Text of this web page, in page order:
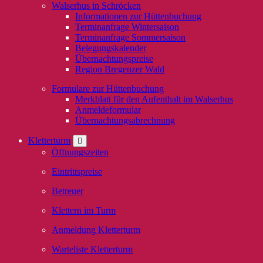
Walserhus in Schröcken
Informationen zur Hüttenbuchung
Terminanfrage Wintersaison
Terminanfrage Sommersaison
Belegungskalender
Übernachtungspreise
Region Bregenzer Wald
Formulare zur Hüttenbuchung
Merkblatt für den Aufenthalt im Walserhus
Anmeldeformular
Übernachtungsabrechnung
Kletterturm
Öffnungszeiten
Eintrittspreise
Betreuer
Klettern im Turm
Anmeldung Kletterturm
Warteliste Kletterturm